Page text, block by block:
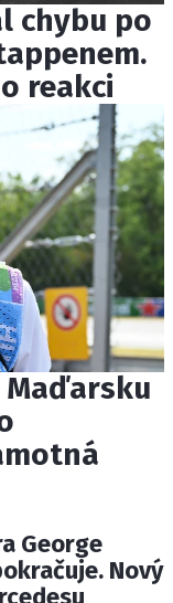
chybu po
reakci
Maďarsku
George
Nový